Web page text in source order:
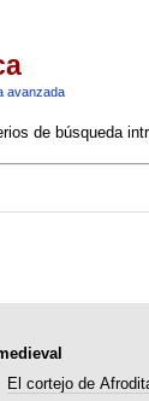
avanzada
de búsqueda
El cortejo de